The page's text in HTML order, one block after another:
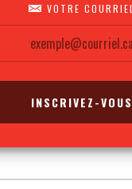
VOTRE COURRIEL